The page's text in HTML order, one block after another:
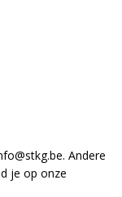
. Andere
je op onze